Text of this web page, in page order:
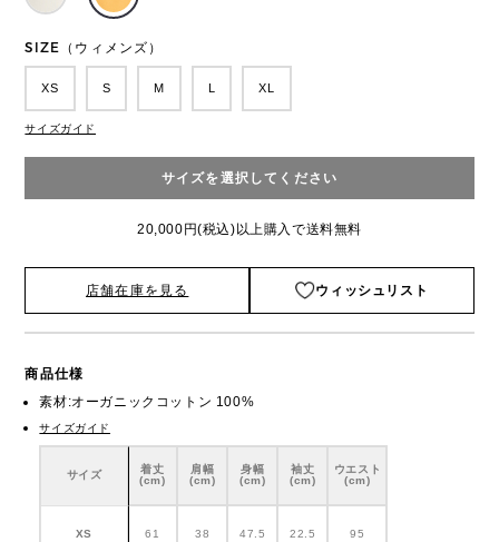
SIZE（ウィメンズ）
XS S M XL
サイズガイド
サイズを選択してください
20,000円(税込)以上購入で送料無料
店舗在庫を見る ウィッシュリスト
商品仕様
素材:オーガニックコットン 100%
サイズガイド
サイズ
着丈
(cm)
肩幅
(cm)
身幅
(cm)
袖丈
(cm)
ウエスト
(cm)
XS 61 38 47.5 22.5 95